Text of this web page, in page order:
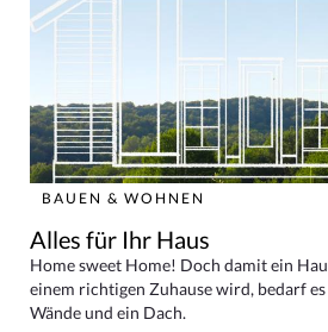
BAUEN & WOHNEN
Alles für Ihr Haus
Home sweet Home! Doch damit ein
einem richtigen Zuhause wird, bedarf
Wände und ein Dach.